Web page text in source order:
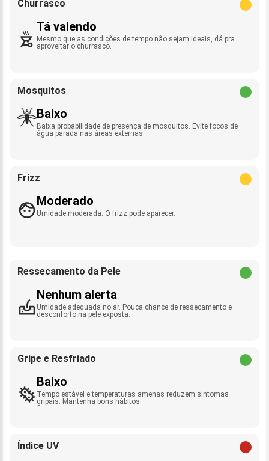
Churrasco
Tá valendo
Mesmo que as condições de tempo não sejam ideais, dá pra
aproveitar o churrasco.
Mosquitos
Baixo
Baixa probabilidade de presença de mosquitos. Evite focos de
água parada nas áreas externas.
Frizz
Moderado
Umidade moderada. O frizz pode aparecer.
Ressecamento da Pele
Nenhum alerta
Umidade adequada no ar. Pouca chance de ressecamento e
desconforto na pele exposta.
Gripe e Resfriado
Baixo
Tempo estável e temperaturas amenas reduzem sintomas
gripais. Mantenha bons hábitos.
Índice UV